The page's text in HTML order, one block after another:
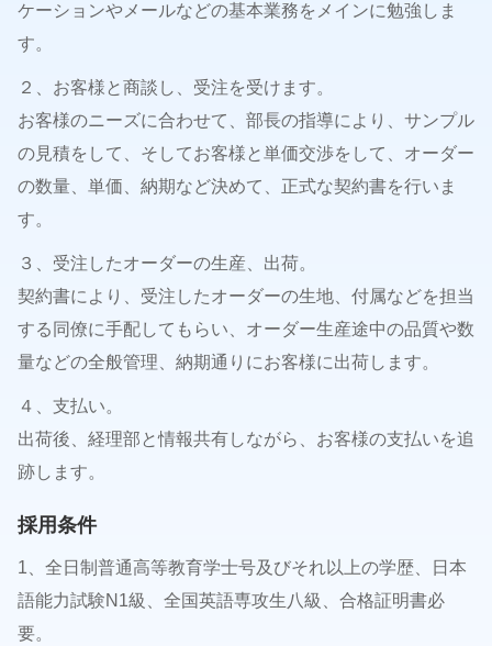
お問い合わせ
山東省煙台市芝罘区朝陽街80号綺麗ビル
+86-0535-6612888 / 6214395
yantaicherry@yantaicherry.com
ケーションやメールなどの基本業務をメインに勉強しま
す。
２、お客様と商談し、受注を受けます。
お客様のニーズに合わせて、部長の指導により、サンプル
の見積をして、そしてお客様と単価交渉をして、オーダー
の数量、単価、納期など決めて、正式な契約書を行いま
す。
３、受注したオーダーの生産、出荷。
契約書により、受注したオーダーの生地、付属などを担当
する同僚に手配してもらい、オーダー生産途中の品質や数
量などの全般管理、納期通りにお客様に出荷します。
４、支払い。
出荷後、経理部と情報共有しながら、お客様の支払いを追
跡します。
採用条件
1、全日制普通高等教育学士号及びそれ以上の学歴、日本
語能力試験N1級、全国英語専攻生八級、合格証明書必
要。